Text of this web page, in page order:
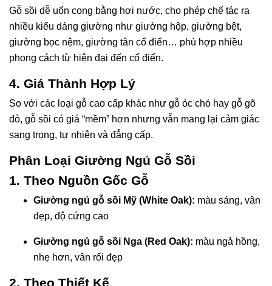
Gỗ sồi dễ uốn cong bằng hơi nước, cho phép chế tác ra
nhiều kiểu dáng giường như giường hộp, giường bệt,
giường bọc nệm, giường tân cổ điển… phù hợp nhiều
phong cách từ hiện đại đến cổ điển.
4. Giá Thành Hợp Lý
So với các loại gỗ cao cấp khác như gỗ óc chó hay gỗ gõ
đỏ, gỗ sồi có giá “mềm” hơn nhưng vẫn mang lại cảm giác
sang trọng, tự nhiên và đẳng cấp.
Phân Loại Giường Ngủ Gỗ Sồi
1. Theo Nguồn Gốc Gỗ
Giường ngủ gỗ sồi Mỹ (White Oak): màu sáng, vân
đẹp, độ cứng cao
Giường ngủ gỗ sồi Nga (Red Oak): màu ngả hồng,
nhẹ hơn, vân rối đẹp
2. Theo Thiết Kế